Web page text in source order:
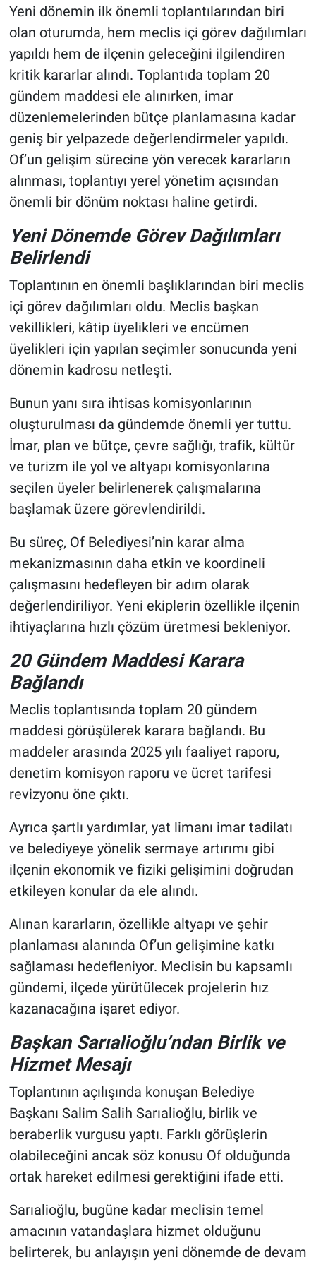
Yeni dönemin ilk önemli toplantılarından biri
olan oturumda, hem meclis içi görev dağılımları
yapıldı hem de ilçenin geleceğini ilgilendiren
kritik kararlar alındı. Toplantıda toplam 20
gündem maddesi ele alınırken, imar
düzenlemelerinden bütçe planlamasına kadar
geniş bir yelpazede değerlendirmeler yapıldı.
Of’un gelişim sürecine yön verecek kararların
alınması, toplantıyı yerel yönetim açısından
önemli bir dönüm noktası haline getirdi.
Yeni Dönemde Görev Dağılımları
Belirlendi
Toplantının en önemli başlıklarından biri meclis
içi görev dağılımları oldu. Meclis başkan
vekillikleri, kâtip üyelikleri ve encümen
üyelikleri için yapılan seçimler sonucunda yeni
dönemin kadrosu netleşti.
Bunun yanı sıra ihtisas komisyonlarının
oluşturulması da gündemde önemli yer tuttu.
İmar, plan ve bütçe, çevre sağlığı, trafik, kültür
ve turizm ile yol ve altyapı komisyonlarına
seçilen üyeler belirlenerek çalışmalarına
başlamak üzere görevlendirildi.
Bu süreç, Of Belediyesi’nin karar alma
mekanizmasının daha etkin ve koordineli
çalışmasını hedefleyen bir adım olarak
değerlendiriliyor. Yeni ekiplerin özellikle ilçenin
ihtiyaçlarına hızlı çözüm üretmesi bekleniyor.
20 Gündem Maddesi Karara
Bağlandı
Meclis toplantısında toplam 20 gündem
maddesi görüşülerek karara bağlandı. Bu
maddeler arasında 2025 yılı faaliyet raporu,
denetim komisyon raporu ve ücret tarifesi
revizyonu öne çıktı.
Ayrıca şartlı yardımlar, yat limanı imar tadilatı
ve belediyeye yönelik sermaye artırımı gibi
ilçenin ekonomik ve fiziki gelişimini doğrudan
etkileyen konular da ele alındı.
Alınan kararların, özellikle altyapı ve şehir
planlaması alanında Of’un gelişimine katkı
sağlaması hedefleniyor. Meclisin bu kapsamlı
gündemi, ilçede yürütülecek projelerin hız
kazanacağına işaret ediyor.
Başkan Sarıalioğlu’ndan Birlik ve
Hizmet Mesajı
Toplantının açılışında konuşan Belediye
Başkanı Salim Salih Sarıalioğlu, birlik ve
beraberlik vurgusu yaptı. Farklı görüşlerin
olabileceğini ancak söz konusu Of olduğunda
ortak hareket edilmesi gerektiğini ifade etti.
Sarıalioğlu, bugüne kadar meclisin temel
amacının vatandaşlara hizmet olduğunu
belirterek, bu anlayışın yeni dönemde de devam